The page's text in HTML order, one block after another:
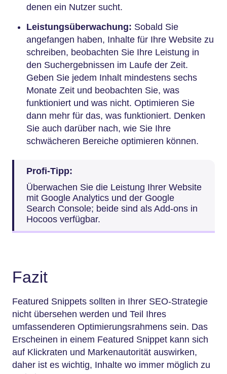
denen ein Nutzer sucht.
Leistungsüberwachung: Sobald Sie
angefangen haben, Inhalte für Ihre Website zu
schreiben, beobachten Sie Ihre Leistung in
den Suchergebnissen im Laufe der Zeit.
Geben Sie jedem Inhalt mindestens sechs
Monate Zeit und beobachten Sie, was
funktioniert und was nicht. Optimieren Sie
dann mehr für das, was funktioniert. Denken
Sie auch darüber nach, wie Sie Ihre
schwächeren Bereiche optimieren können.
Profi-Tipp:
Überwachen Sie die Leistung Ihrer Website
mit Google Analytics und der Google
Search Console; beide sind als Add-ons in
Hocoos verfügbar.
Fazit
Featured Snippets sollten in Ihrer SEO-Strategie
nicht übersehen werden und Teil Ihres
umfassenderen Optimierungsrahmens sein. Das
Erscheinen in einem Featured Snippet kann sich
auf Klickraten und Markenautorität auswirken,
daher ist es wichtig, Inhalte wo immer möglich zu